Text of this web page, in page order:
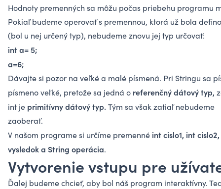
Hodnoty premenných sa môžu počas priebehu programu
Pokiaľ budeme operovať s premennou, ktorá už bola
(bol u nej určený typ), nebudeme znovu jej typ určovať:
int a= 5;
a=6;
Dávajte si pozor na veľké a malé písmená. Pri Stringu sa
písmeno veľké, pretože sa jedná o referenčný dátový typ,
int je primitívny dátový typ.Tým sa však zatiaľ nebudeme
zaoberať.
V našom programe si určíme premenné int cislo1, int
vysledok a String operácia.
Vytvorenie vstupu pre
Ďalej budeme chcieť, aby bol náš program interaktívny.